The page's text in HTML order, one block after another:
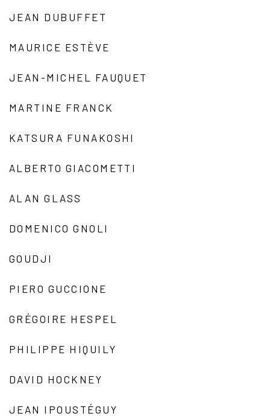
JEAN DUBUFFET
MAURICE ESTÈVE
JEAN-MICHEL FAUQUET
MARTINE FRANCK
KATSURA FUNAKOSHI
ALBERTO GIACOMETTI
ALAN GLASS
DOMENICO GNOLI
GOUDJI
PIERO GUCCIONE
GRÉGOIRE HESPEL
PHILIPPE HIQUILY
DAVID HOCKNEY
JEAN IPOUSTÉGUY